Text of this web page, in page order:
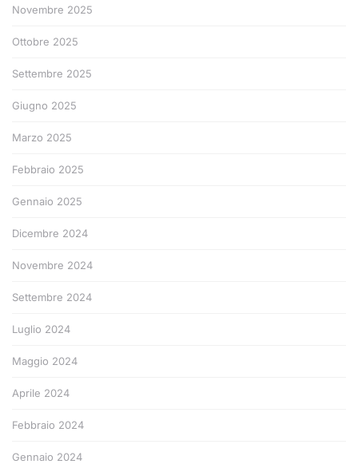
Novembre 2025
Ottobre 2025
Settembre 2025
Giugno 2025
Marzo 2025
Febbraio 2025
Gennaio 2025
Dicembre 2024
Novembre 2024
Settembre 2024
Luglio 2024
Maggio 2024
Aprile 2024
Febbraio 2024
Gennaio 2024